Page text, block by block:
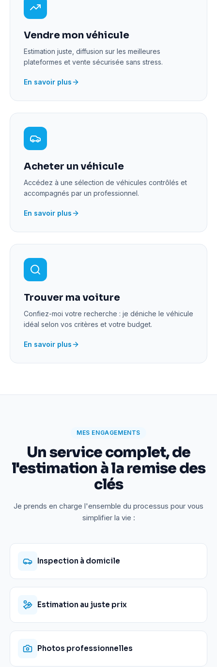
Vendre mon véhicule
Estimation juste, diffusion sur les meilleures
plateformes et vente sécurisée sans stress.
En savoir plus
Acheter un véhicule
Accédez à une sélection de véhicules contrôlés et
accompagnés par un professionnel.
En savoir plus
Trouver ma voiture
Confiez-moi votre recherche : je déniche le véhicule
idéal selon vos critères et votre budget.
En savoir plus
MES ENGAGEMENTS
Un service complet, de
l'estimation à la remise des
clés
Je prends en charge l'ensemble du processus pour vous
simplifier la vie :
Inspection à domicile
Estimation au juste prix
Photos professionnelles